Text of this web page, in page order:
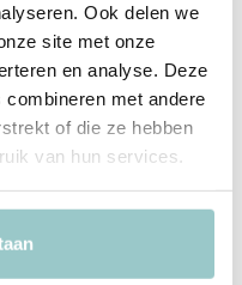
Ook delen we
site met onze
en analyse. Deze
met andere
of die ze hebben
van hun services.